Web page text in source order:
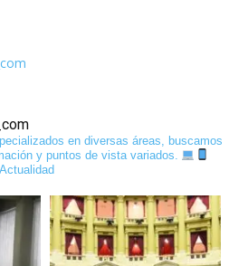
en diversas áreas, buscamos
y puntos de vista variados.